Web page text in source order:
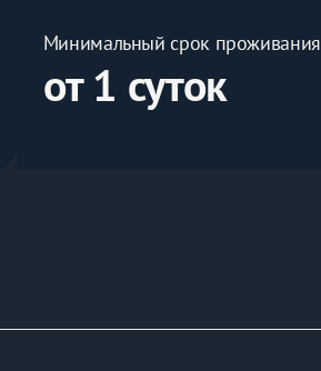
Минимальный срок проживания
от 1 суток